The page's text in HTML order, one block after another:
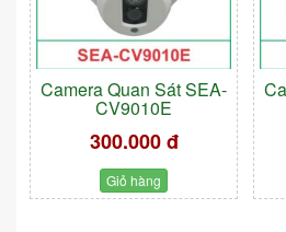
Camera Quan Sát SEA-
CV9010E
300.000 đ
Giỏ hàng